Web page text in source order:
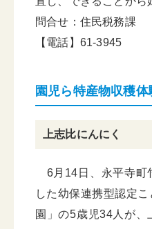
問合せ：住民税務課
【電話】61-3945
園児ら特産物収穫体
上志比にんにく
6月14日、永平寺町
した幼保連携型認定
園」の5歳児34人が、